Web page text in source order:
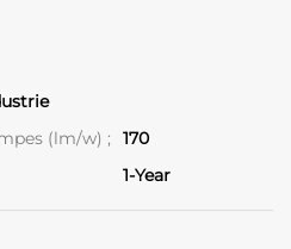
(lm/w) ;
170
1-Year